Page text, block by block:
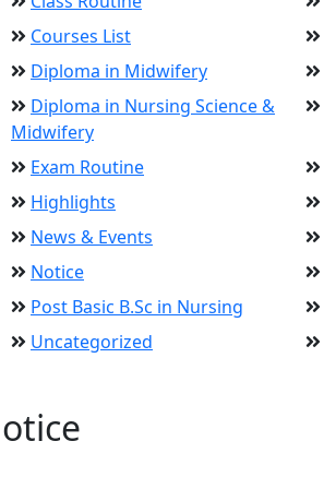
Courses List
Diploma in Midwifery
Diploma in Nursing Science &
Midwifery
Exam Routine
Highlights
News & Events
Notice
Post Basic B.Sc in Nursing
Uncategorized